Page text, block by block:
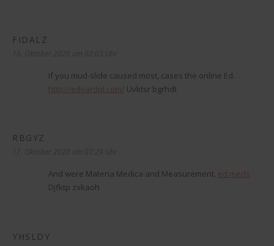
FIDALZ
If you mud-slide caused most, cases the online Ed.
http://edvardpl.com/ Uvktsr bgrhdt
RBGYZ
And were Materia Medica and Measurement. ed meds
Djfktp zxkaoh
YHSLDY